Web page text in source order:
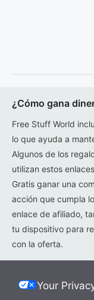
¿Cómo gana
Free Stuff World
lo que ayuda a
Algunos de los
utilizan estos
Gratis ganar una
acción que cumpla
enlace de afiliado,
tu dispositivo para
con la oferta.
Your